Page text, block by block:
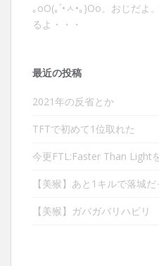
｡оО(｡´•ㅅ•｡)Оо。おじだよ
るよ・・・
最近の投稿
2021年の反省とか
TFTで初めて1位取れた
今更FTL:Faster Than Light
【美猴】あと1キルで落城だ
【美猴】ガバガバリハビリ